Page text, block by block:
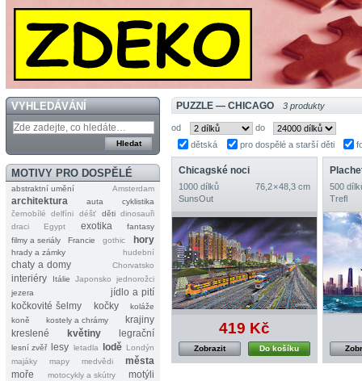
VYHLEDÁVÁNÍ
MOTIVY PRO DOSPĚLÉ
abstraktní umění Amsterdam
architektura auta
cyklistika
černobílé
delfíni déšť děti dinosauři
draci
Egypt exotika
fantasy
filmy a seriály
Francie gothic hory
hrady a zámky hudební
chaty a domy Chorvatsko
interiéry Itálie Japonsko
jednorožci
jezera
jídlo a pití
kočkovité šelmy
kočky
koláže
koně
kostely a chrámy
krajiny
kreslené
květiny legrační
lesní zvěř lesy letadla lodě Londýn
majáky
mapy medvědi
města
moře
motocykly a skútry
motýli
PUZZLE — CHICAGO 3 produkty
od
do
dětská
pro dospělé a starší děti
Chicagské noci
1000 dílků
76,2 × 48,3 cm
SunsOut
419 Kč
Do košíku
Zobrazit
500
Trefl